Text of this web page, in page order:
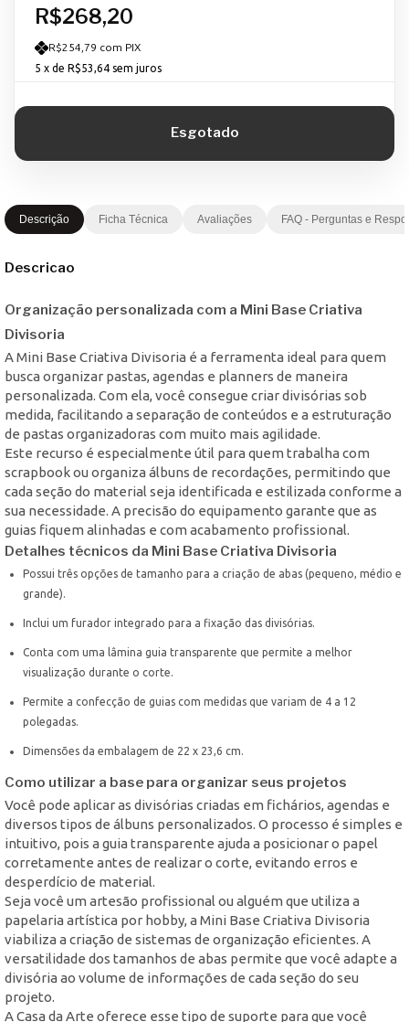
R$268,20
R$254,79 com PIX
5 x de R$53,64 sem juros
Descrição Ficha Técnica Avaliações FAQ - Perguntas e
Descricao
Organização personalizada com a Mini Base Criativa
Divisoria
A Mini Base Criativa Divisoria é a ferramenta ideal para quem
busca organizar pastas, agendas e planners de maneira
personalizada. Com ela, você consegue criar divisórias sob
medida, facilitando a separação de conteúdos e a estruturação
de pastas organizadoras com muito mais agilidade.
Este recurso é especialmente útil para quem trabalha com
scrapbook ou organiza álbuns de recordações, permitindo que
cada seção do material seja identificada e estilizada conforme a
sua necessidade. A precisão do equipamento garante que as
guias fiquem alinhadas e com acabamento profissional.
Detalhes técnicos da Mini Base Criativa Divisoria
Possui três opções de tamanho para a criação de abas (pequeno, médio e
grande).
Inclui um furador integrado para a fixação das divisórias.
Conta com uma lâmina guia transparente que permite a melhor
visualização durante o corte.
Permite a confecção de guias com medidas que variam de 4 a 12
polegadas.
Dimensões da embalagem de 22 x 23,6 cm.
Como utilizar a base para organizar seus projetos
Você pode aplicar as divisórias criadas em fichários, agendas e
diversos tipos de álbuns personalizados. O processo é simples e
intuitivo, pois a guia transparente ajuda a posicionar o papel
corretamente antes de realizar o corte, evitando erros e
desperdício de material.
Seja você um artesão profissional ou alguém que utiliza a
papelaria artística por hobby, a Mini Base Criativa Divisoria
viabiliza a criação de sistemas de organização eficientes. A
versatilidade dos tamanhos de abas permite que você adapte a
divisória ao volume de informações de cada seção do seu
projeto.
A Casa da Arte oferece esse tipo de suporte para que você